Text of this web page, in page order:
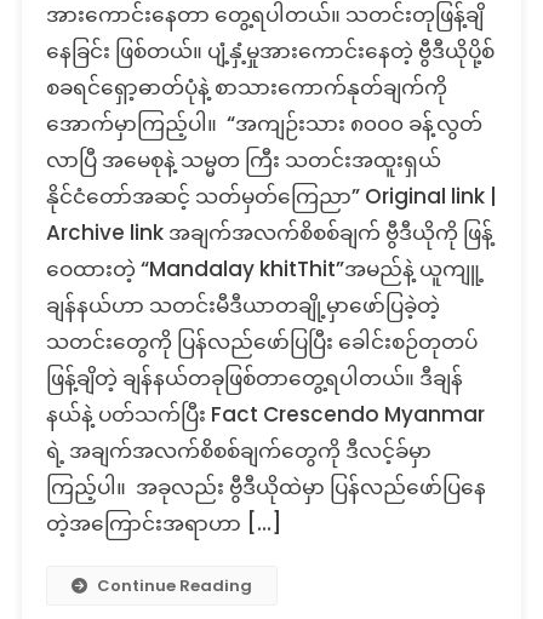
အားကောင်းနေတာ တွေ့ရပါတယ်။ သတင်းတုဖြန့်ချိ
နေခြင်း ဖြစ်တယ်။ ပျံ့နှံ့မှုအားကောင်းနေတဲ့ ဗွီဒီယိုပို့စ်
စခရင်ရှော့ဓာတ်ပုံနဲ့ စာသားကောက်နုတ်ချက်ကို
အောက်မှာကြည့်ပါ။ “အကျဉ်းသား ၈၀၀၀ ခန့်လွတ်
လာပြီ အမေစုနဲ့ သမ္မတ ကြီး သတင်းအထူးရှယ်
နိုင်ငံတော်အဆင့် သတ်မှတ်ကြေညာ” Original link |
Archive link အချက်အလက်စိစစ်ချက် ဗွီဒီယိုကို ဖြန့်
ဝေထားတဲ့ “Mandalay khitThit”အမည်နဲ့ ယူကျူ့
ချန်နယ်ဟာ သတင်းမီဒီယာတချို့မှာဖော်ပြခဲ့တဲ့
သတင်းတွေကို ပြန်လည်ဖော်ပြပြီး ခေါင်းစဉ်တုတပ်
ဖြန့်ချိတဲ့ ချန်နယ်တခုဖြစ်တာတွေ့ရပါတယ်။ ဒီချန်
နယ်နဲ့ ပတ်သက်ပြီး Fact Crescendo Myanmar
ရဲ့ အချက်အလက်စိစစ်ချက်တွေကို ဒီလင့်ခ်မှာ
ကြည့်ပါ။ အခုလည်း ဗွီဒီယိုထဲမှာ ပြန်လည်ဖော်ပြနေ
တဲ့အကြောင်းအရာဟာ […]
Continue Reading